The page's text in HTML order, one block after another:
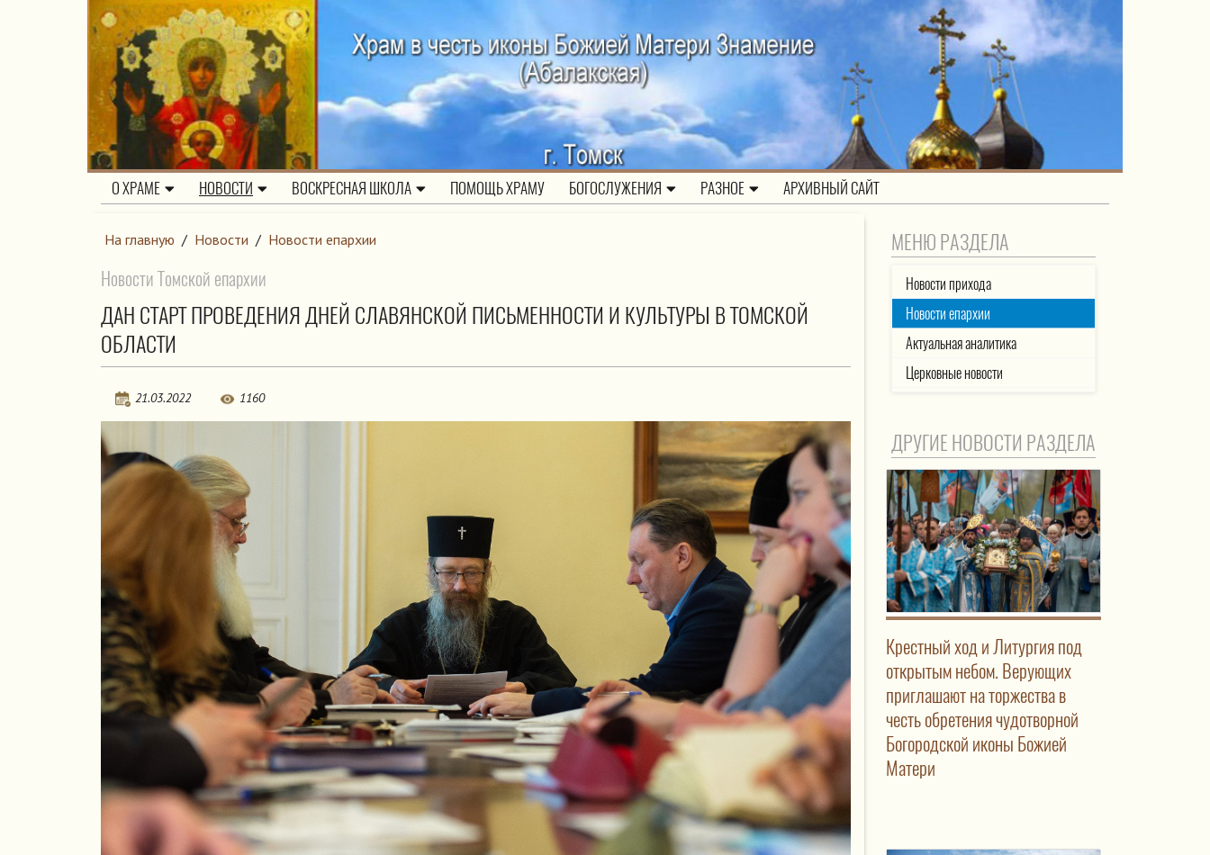
О ХРАМЕ НОВОСТИ ВОСКРЕСНАЯ ШКОЛА ПОМОЩЬ ХРАМУ БОГОСЛУЖЕНИЯ РАЗНОЕ АРХИВНЫЙ САЙТ
На главную / Новости / Новости епархии
Новости Томской епархии
ДАН СТАРТ ПРОВЕДЕНИЯ ДНЕЙ СЛАВЯНСКОЙ ПИСЬМЕННОСТИ И КУЛЬТУРЫ В ТОМСКОЙ
ОБЛАСТИ
21.03.2022 1160
МЕНЮ РАЗДЕЛА
Новости прихода
Новости епархии
Актуальная аналитика
Церковные новости
ДРУГИЕ НОВОСТИ РАЗДЕЛА
Крестный ход и Литургия под
открытым небом. Верующих
приглашают на торжества в
честь обретения чудотворной
Богородской иконы Божией
Матери